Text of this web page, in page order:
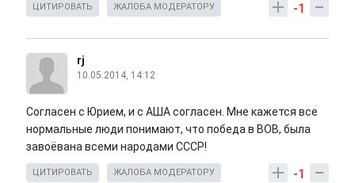
-1
ЦИТИРОВАТЬ ЖАЛОБА МОДЕРАТОРУ
rj
10.05.2014, 14:12
Согласен с Юрием, и с АША согласен. Мне кажется все
нормальные люди понимают, что победа в ВОВ, была
завоёвана всеми народами СССР!
-1
ЦИТИРОВАТЬ ЖАЛОБА МОДЕРАТОРУ